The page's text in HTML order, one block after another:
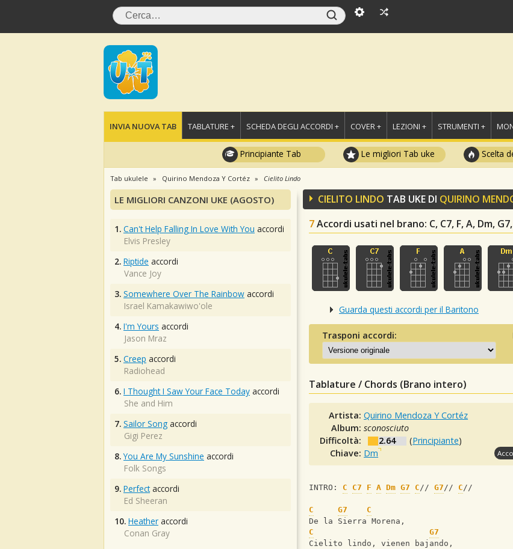
INVIA NUOVA TAB TABLATURE + SCHEDA DEGLI ACCORDI + COVER + LEZIONI + STRUMENTI +
Principiante Tab Le migliori Tab uke Scelta
Tab ukulele Quirino Mendoza Y Cortéz Cielito Lindo
CIELITO LINDO TAB UKE DI QUIRINO
7Accordi usati nel brano: C, C7, F, A, Dm,
Guarda questi accordi per il Baritono
Trasponi accordi:
Tablature / Chords (Brano intero)
Artista:Quirino Mendoza Y Cortéz
Album:sconosciuto
Difficoltà:
2.64 (Principiante)
Chiave: Dm
INTRO: C C7 F A Dm G7 C// G7// C//
C G7
C
De la Sierra Morena,
C
G7
Cielito lindo, vienen bajando,
LE MIGLIORI CANZONI UKE (AGOSTO)
1. Can't Help Falling In Love With You accordi
Elvis Presley
2. Riptide accordi
Vance Joy
3. Somewhere Over The Rainbow accordi
Israel Kamakawiwo'ole
4. I'm Yours accordi
Jason Mraz
5. Creep accordi
Radiohead
6. I Thought I Saw Your Face Today accordi
She and Him
7. Sailor Song accordi
Gigi Perez
8. You Are My Sunshine accordi
Folk Songs
9. Perfectaccordi
Ed Sheeran
10. Heather accordi
Conan Gray